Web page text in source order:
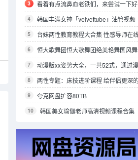
3
看着有点流鼻血老铁们，来尝试一下好
东西我得分享一下。
4
韩国丰满女神「velvettube」油管视频
合集
5
台妹两性教育教程大合集 性感导师在
教学 25.5GB
6
恒大歌舞团恒大歌舞团绝美艳舞国风舞
蹈珍藏版视频合集
7
动漫版xx姿势大全，一共52式，通过漫
画的方式表达了出来，有需要的可以保存，
正经科普书籍
8
两性专题：床技进阶课程 给伴侣更深的
愉悦 14.7GB
9 夸克网盘扩容80TB
10
韩国美女瑜伽老师高清视频课程合集
云芝、智妍等】122.6GB